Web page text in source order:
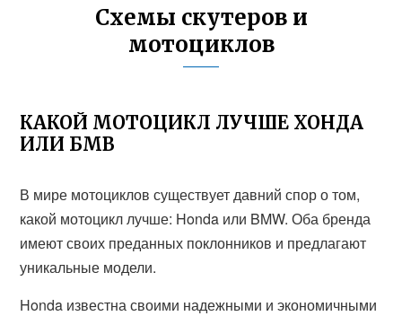
Схемы скутеров и
мотоциклов
КАКОЙ МОТОЦИКЛ ЛУЧШЕ ХОНДА
ИЛИ БМВ
В мире мотоциклов существует давний спор о том,
какой мотоцикл лучше: Honda или BMW. Оба бренда
имеют своих преданных поклонников и предлагают
уникальные модели.
Honda известна своими надежными и экономичными